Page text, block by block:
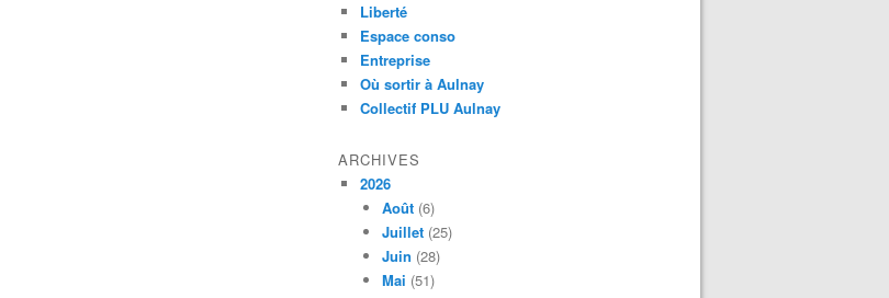
Liberté
Espace conso
Entreprise
Où sortir à Aulnay
Collectif PLU Aulnay
ARCHIVES
2026
Août (6)
Juillet (25)
Juin (28)
Mai (51)